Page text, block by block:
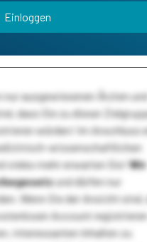
Einloggen
nur ausgewiesenen Ärzten
dass Sie zu dieser
würden! Im Anschluss
wissenschaftlichen
vieles mehr erwarten Sie!Wir
und dürfen nur
Wenn Sie der Ansicht sind,
Account registrieren
interessanten Inhalten zu